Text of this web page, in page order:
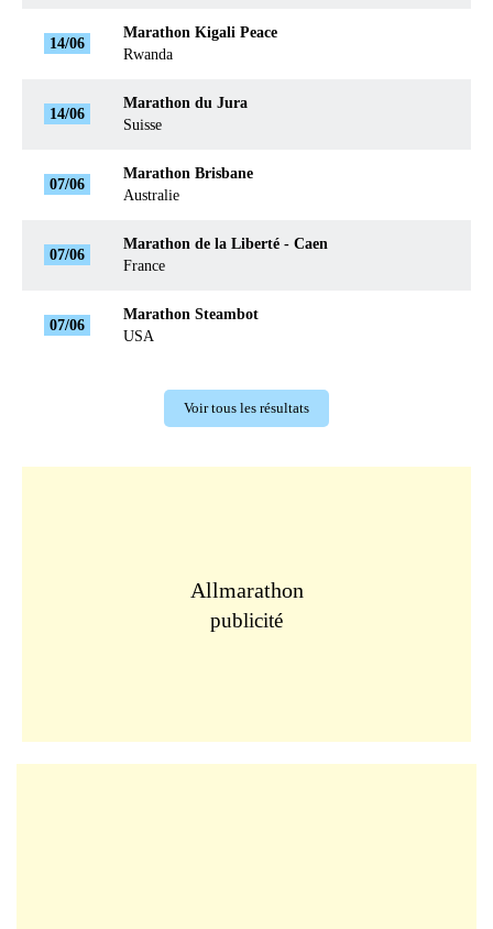
14/06
Marathon Kigali Peace
Rwanda
14/06
Marathon du Jura
Suisse
07/06
Marathon Brisbane
Australie
07/06
Marathon de la Liberté - Caen
France
07/06
Marathon Steambot
USA
Voir tous les résultats
Allmarathon
publicité